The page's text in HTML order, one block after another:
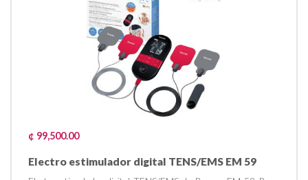
¢ 99,500.00
Electro estimulador digital TENS/EMS EM 59